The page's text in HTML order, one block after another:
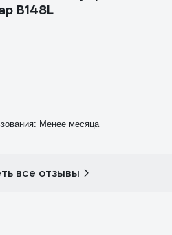
B148L
Менее месяца
все отзывы